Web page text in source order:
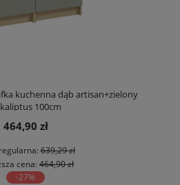
kuchenna dąb artisan+zielony
100cm
464,90 zł
639,29 zł
cena: 464,90 zł
-27%